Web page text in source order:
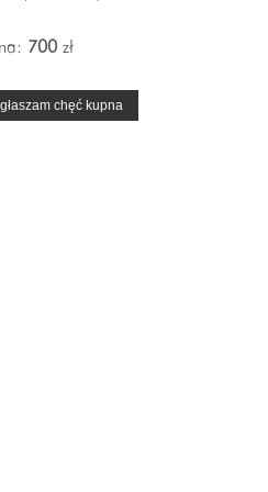
700zł
chęć kupna